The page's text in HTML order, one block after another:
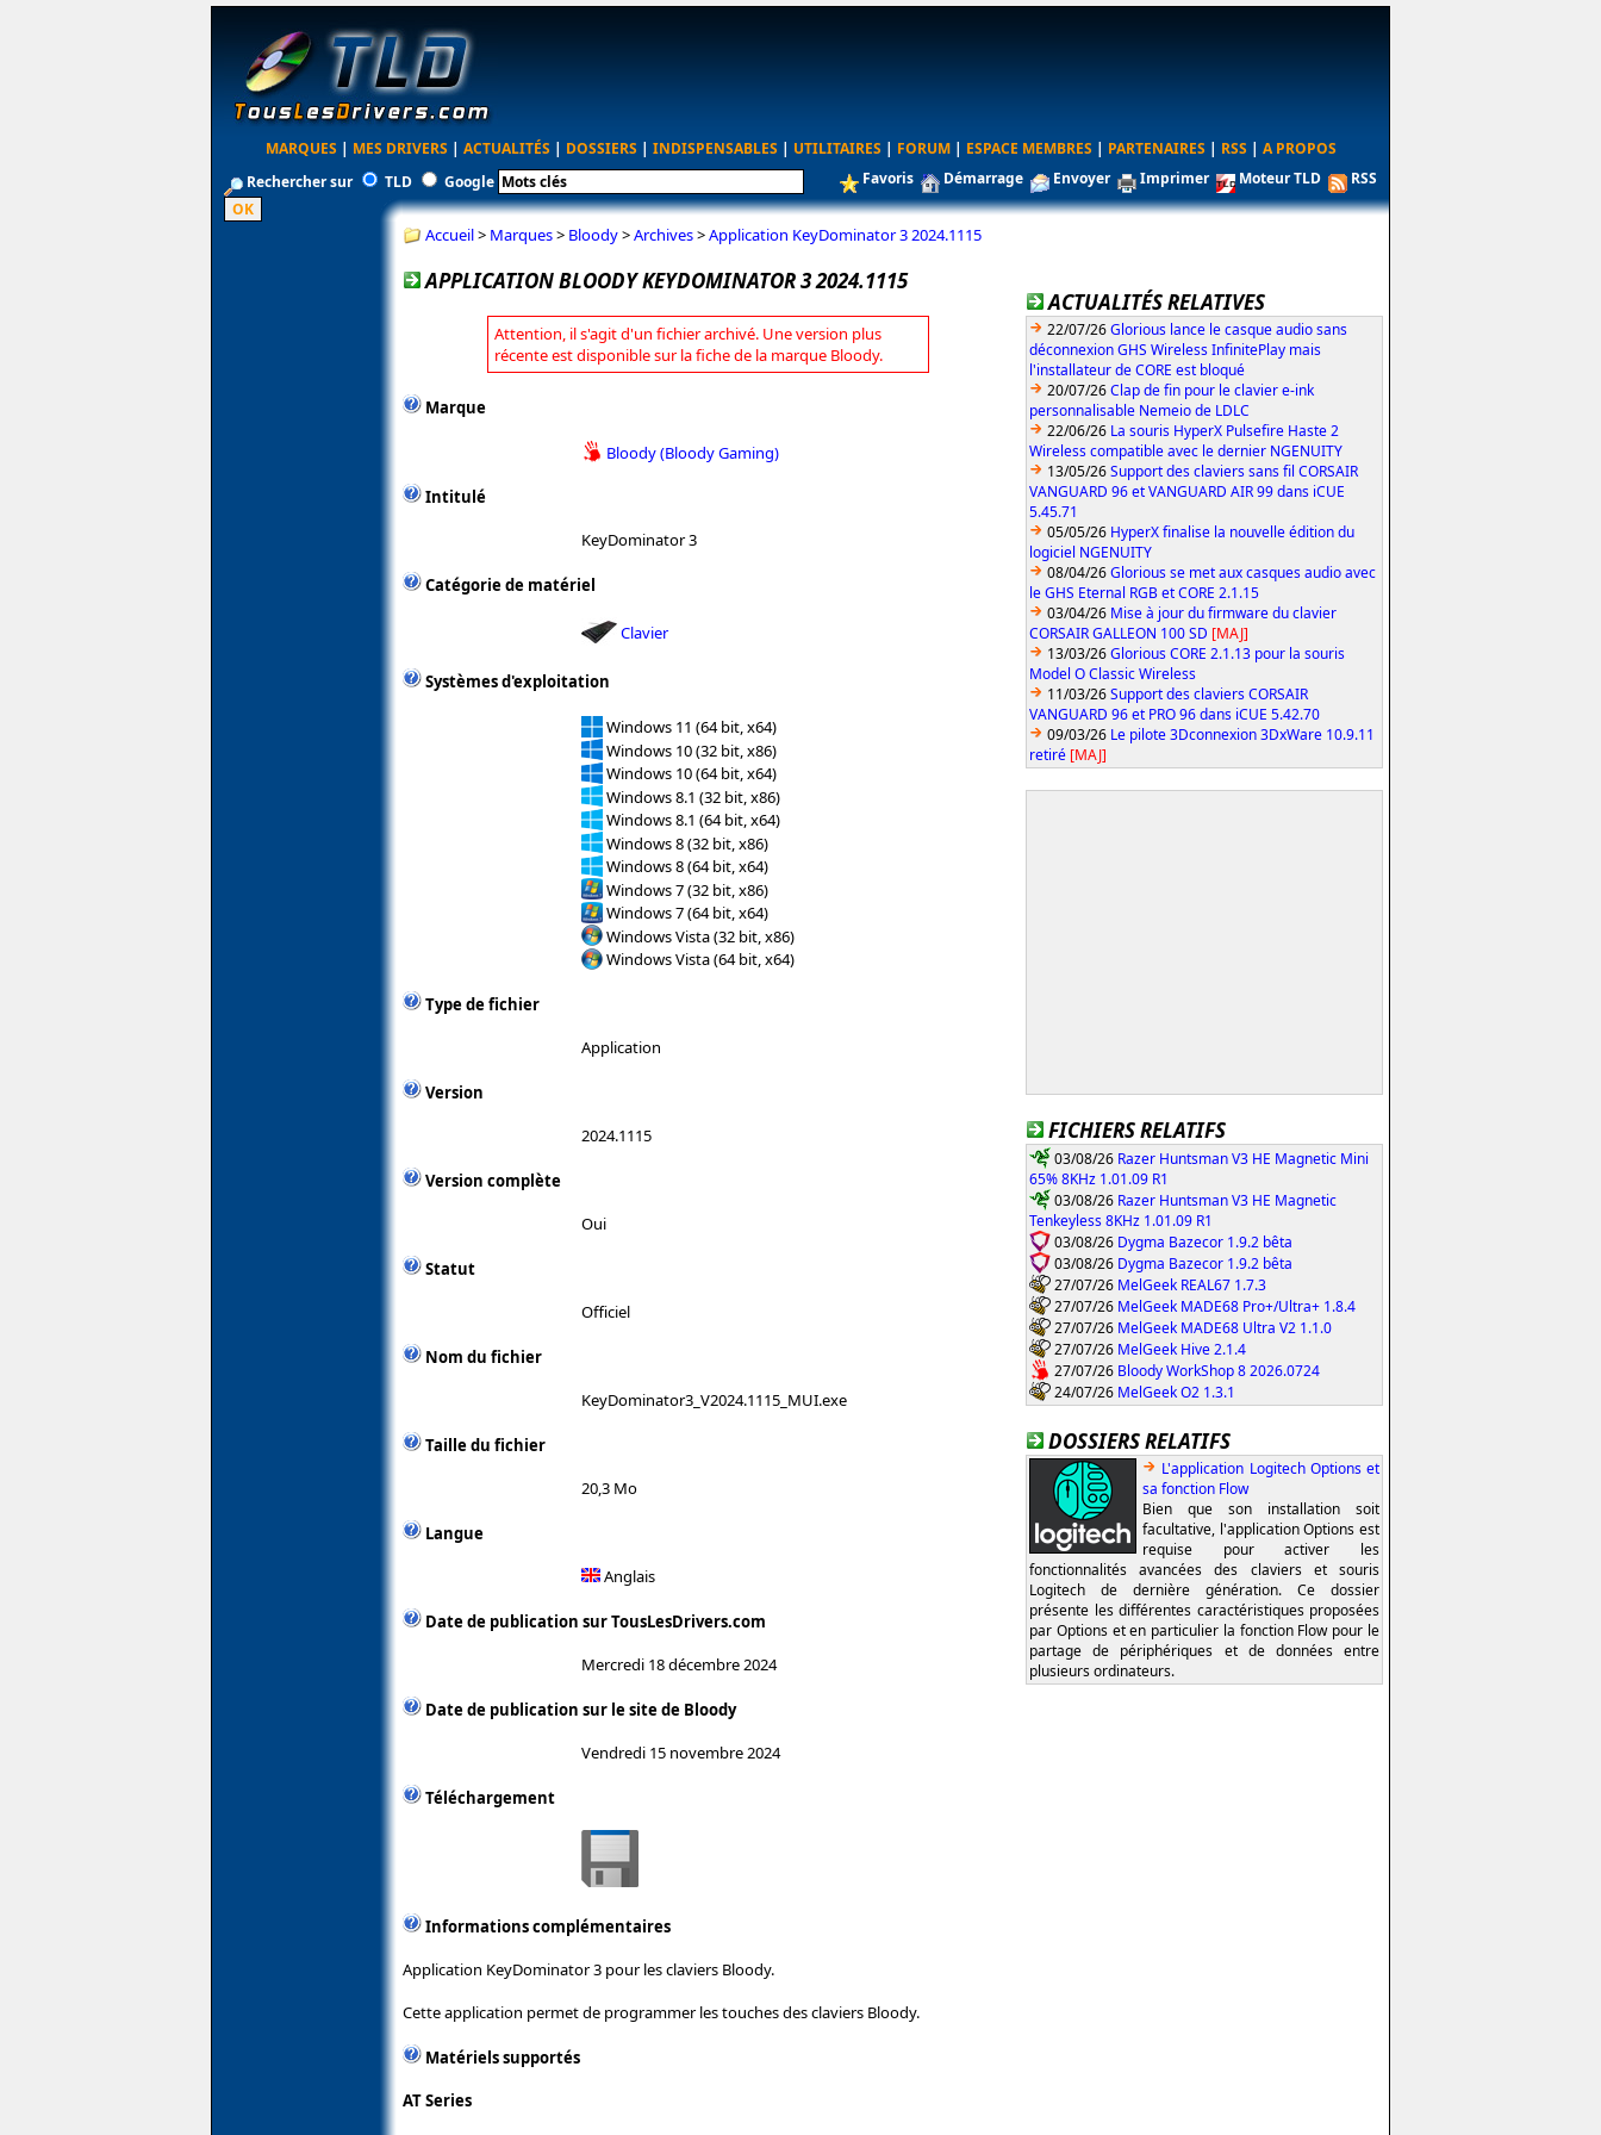
MARQUES | MES DRIVERS | ACTUALITÉS | DOSSIERS | INDISPENSABLES | UTILITAIRES | FORUM | ESPACE MEMBRES | PARTENAIRES | RSS | A PROPOS
Rechercher sur
TLD Google Favoris Démarrage Envoyer Imprimer Moteur TLD RSS
Accueil> Marques> Bloody>Archives>Application KeyDominator 3 2024.1115
APPLICATION BLOODY KEYDOMINATOR 3 2024.1115
Attention, il s'agit d'un fichier archivé. Une version plus
récente est disponible sur la fiche de la marque Bloody.
Marque
Bloody (Bloody Gaming)
Intitulé
KeyDominator 3
Catégorie de matériel
Clavier
Systèmes d'exploitation
Windows 11 (64 bit, x64)
Windows 10 (32 bit, x86)
Windows 10 (64 bit, x64)
Windows 8.1 (32 bit, x86)
Windows 8.1 (64 bit, x64)
Windows 8 (32 bit, x86)
Windows 8 (64 bit, x64)
Windows 7 (32 bit, x86)
Windows 7 (64 bit, x64)
Windows Vista (32 bit, x86)
Windows Vista (64 bit, x64)
Type de fichier
Application
Version
2024.1115
Version complète
Oui
Statut
Officiel
Nom du fichier
KeyDominator3_V2024.1115_MUI.exe
Taille du fichier
20,3 Mo
Langue
Anglais
Date de publication sur TousLesDrivers.com
Mercredi 18 décembre 2024
Date de publication sur le site de Bloody
Vendredi 15 novembre 2024
Téléchargement
Informations complémentaires
Application KeyDominator 3 pour les claviers Bloody.
Cette application permet de programmer les touches des claviers Bloody.
Matériels supportés
AT Series
ACTUALITÉS RELATIVES
22/07/26Glorious lance le casque audio sans
déconnexion GHS Wireless InfinitePlay mais
l'installateur de CORE est bloqué
20/07/26Clap de fin pour le clavier e-ink
personnalisable Nemeio de LDLC
22/06/26 La souris HyperX Pulsefire Haste 2
Wireless compatible avec le dernier NGENUITY
13/05/26Support des claviers sans fil CORSAIR
VANGUARD 96 et VANGUARD AIR 99 dans iCUE
5.45.71
05/05/26 HyperX finalise la nouvelle édition du
logiciel NGENUITY
08/04/26Glorious se met aux casques audio avec
le GHS Eternal RGB et CORE 2.1.15
03/04/26 Mise à jour du firmware du clavier
CORSAIR GALLEON 100 SD [MAJ]
13/03/26Glorious CORE 2.1.13 pour la souris
Model O Classic Wireless
11/03/26Support des claviers CORSAIR
VANGUARD 96 et PRO 96 dans iCUE 5.42.70
09/03/26 Le pilote 3Dconnexion 3DxWare 10.9.11
retiré [MAJ]
FICHIERS RELATIFS
03/08/26 Razer Huntsman V3 HE Magnetic Mini
65% 8KHz 1.01.09 R1
03/08/26 Razer Huntsman V3 HE Magnetic
Tenkeyless 8KHz 1.01.09 R1
03/08/26 Dygma Bazecor 1.9.2 bêta
03/08/26 Dygma Bazecor 1.9.2 bêta
27/07/26 MelGeek REAL67 1.7.3
27/07/26 MelGeek MADE68 Pro+/Ultra+ 1.8.4
27/07/26 MelGeek MADE68 Ultra V2 1.1.0
27/07/26 MelGeek Hive 2.1.4
27/07/26 Bloody WorkShop 8 2026.0724
24/07/26 MelGeek O2 1.3.1
DOSSIERS RELATIFS
L'application Logitech Options et
sa fonction Flow
Bien que son installation soit
facultative, l'application Options est
requise pour activer les
fonctionnalités avancées des claviers et souris
Logitech de dernière génération. Ce dossier
présente les différentes caractéristiques proposées
par Options et en particulier la fonction Flow pour le
partage de périphériques et de données entre
plusieurs ordinateurs.